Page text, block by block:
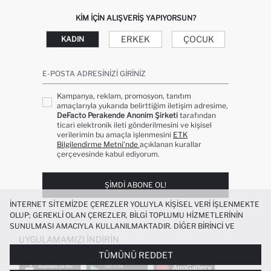
KIM IÇIN ALIŞVERIŞ YAPIYORSUN?
KADIN ERKEK ÇOCUK
E-POSTA ADRESINIZI GIRINIZ
Kampanya, reklam, promosyon, tanıtım
amaçlarıyla yukarıda belirttiğim iletişim adresime,
DeFacto Perakende Anonim Şirketi tarafından
ticari elektronik ileti gönderilmesini ve kişisel
verilerimin bu amaçla işlenmesini ETK
Bilgilendirme Metni’nde açıklanan kurallar
çerçevesinde kabul ediyorum.
ŞIMDI ABONE OL!
UYGULAMAMIZI İNDIRIN
İNTERNET SITEMIZDE ÇEREZLER YOLUYLA KIŞISEL VERI IŞLENMEKTE
OLUP; GEREKLI OLAN ÇEREZLER, BILGI TOPLUMU HIZMETLERININ
SUNULMASI AMACIYLA KULLANILMAKTADIR. DIĞER BIRINCI VE
ÜÇÜNCÜ TARAF ÇEREZLER ISE SIZE DAHA IYI BIR ALIŞVERIŞ
DENEYIMI SUNULABILMESI, SITEMIZIN DAHA IŞLEVSEL KILINMASI VE
KIŞISELLEŞTIRMESI VE AÇIK RIZA VERMENIZ HALINDE, SIZLERE
TÜMÜNÜ REDDET